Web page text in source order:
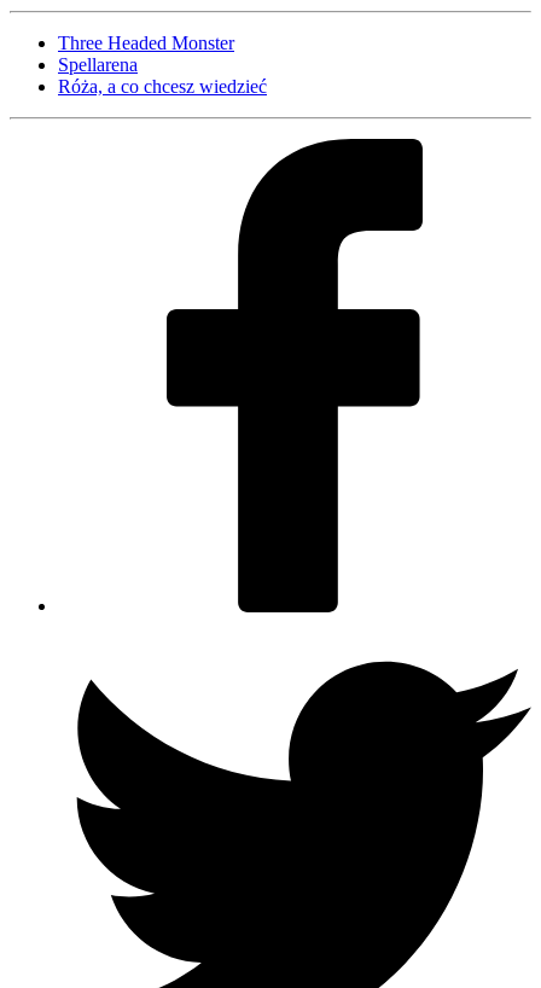
Three Headed Monster
Spellarena
Róża, a co chcesz wiedzieć